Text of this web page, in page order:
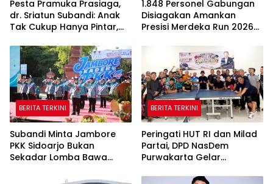
Pesta Pramuka Prasiaga,
dr. Sriatun Subandi: Anak
Tak Cukup Hanya Pintar,
Dibentuk Sejak Dini
1.848 Personel Gabungan
Disiagakan Amankan
Presisi Merdeka Run 2026
BERITA TERKINI
Subandi Minta Jambore
PKK Sidoarjo Bukan
Sekadar Lomba Bawa
untuk Warga
BERITA TERKINI
Peringati HUT RI dan Milad
Partai, DPD NasDem
Purwakarta Gelar
hingga Baksos Gratis